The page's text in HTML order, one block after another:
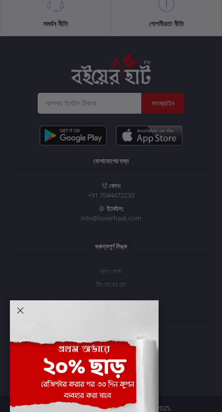
সমর্থন নীতি গোপনীয়তা নীতি
সাবস্ক্রাইব
যোগাযোগের তথ্য
ফোন:
+91 7044472233
ইমেইল:
info@boierhaat.com
গুরুত্বপূর্ণ লিঙ্ক
ব্লগ পোস্ট
টিম বইয়ের হাট
প্রবেশ করুন
অর্ডার ইতিহাস
আমার ইচ্ছাগুলি
অর্ডার ট্র্যাকিং
Boier Haat™ | © All rights reserved 2025.